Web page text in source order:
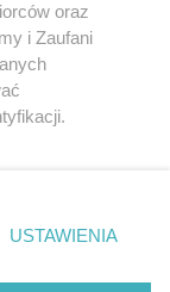
oraz
i Zaufani
prywatności
zgody
USTAWIENIA